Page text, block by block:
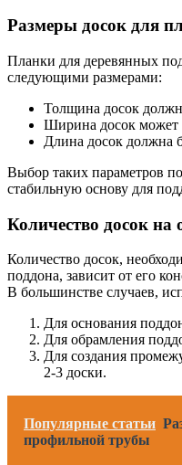
Размеры досок для
Планки для деревянных
следующими размерами:
Толщина досок
Ширина досок может
Длина досок должна
Выбор таких параметров
стабильную основу для
Количество досок на
Количество досок,
поддона, зависит от его
В большинстве случаев,
Для основания
Для обрамления
Для создания
2-3 доски.
Популярные статьи
профильной трубы